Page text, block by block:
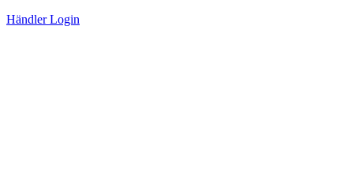
Händler Login